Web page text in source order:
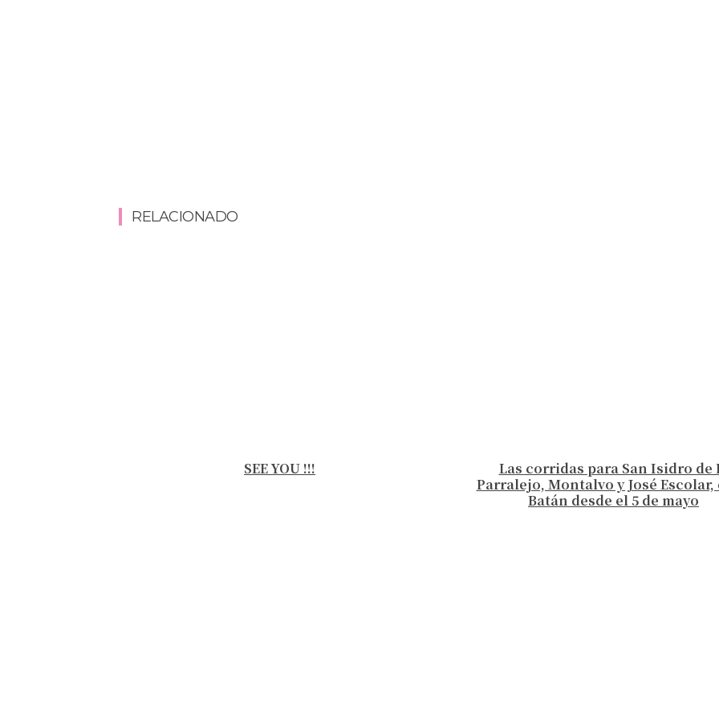
RELACIONADO
SEE YOU !!!
Las corridas para San Isidro de
Parralejo, Montalvo y José Escolar,
Batán desde el 5 de mayo